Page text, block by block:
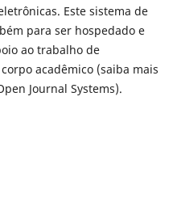
Este sistema de
para ser hospedado e
ao trabalho de
acadêmico (saiba mais
Journal Systems).